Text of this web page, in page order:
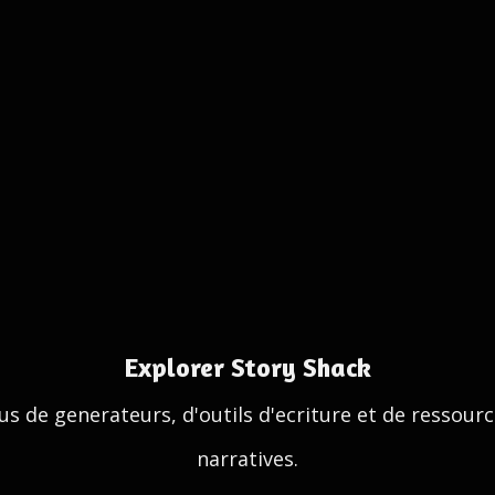
Explorer Story Shack
de generateurs, d'outils d'ecriture et de
narratives.